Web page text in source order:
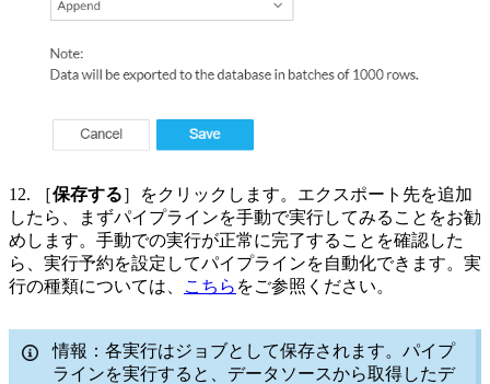
12. ［保存する］をクリックします。エクスポート先を追加
したら、まずパイプラインを手動で実行してみることをお勧
めします。手動での実行が正常に完了することを確認した
ら、実行予約を設定してパイプラインを自動化できます。実
行の種類については、
こちら をご参照ください。
情報：各実行はジョブとして保存されます。パイプ
ラインを実行すると、データソースから取得したデ